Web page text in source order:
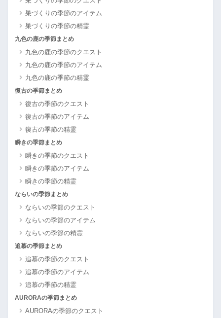
巣づくりの季節のアイテム
巣づくりの季節の精霊
九色の鹿の季節まとめ
九色の鹿の季節のクエスト
九色の鹿の季節のアイテム
九色の鹿の季節の精霊
復古の季節まとめ
復古の季節のクエスト
復古の季節のアイテム
復古の季節の精霊
瞬きの季節まとめ
瞬きの季節のクエスト
瞬きの季節のアイテム
瞬きの季節の精霊
ならいの季節まとめ
ならいの季節のクエスト
ならいの季節のアイテム
ならいの季節の精霊
追慕の季節まとめ
追慕の季節のクエスト
追慕の季節のアイテム
追慕の季節の精霊
AURORAの季節まとめ
AURORAの季節のクエスト